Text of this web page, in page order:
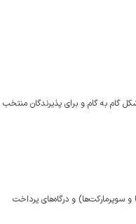
جدید کارمزدها، از فردا ۴ تیرماه ۱۴۰۲ به شکل گام به گام و برای پذیرندگان منتخب
و سوپرمارکت‌ها) و درگاه‌های پرداخت